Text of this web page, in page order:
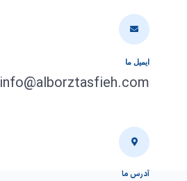
آدرس ما
ایمیل ما
info@alborztasfieh.com